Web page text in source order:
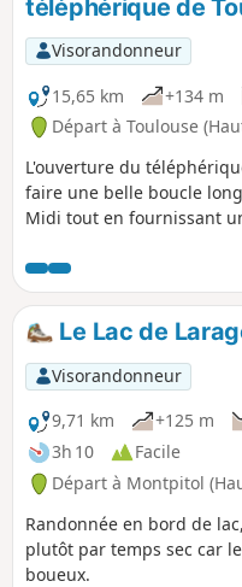
téléphérique de
Visorandonneur
15,65 km
+134 m
Départ à Toulouse
L'ouverture du
faire une belle boucle
Midi tout en fournissant
(5), est en plein soleil le
des départ alternatifs,
que l'utilisation du
fiche technique de
la randonnée ne fait que
pied de 2h30 à 3h.
Le Lac de
Visorandonneur
9,71 km
+125 m
3h 10
Facile
Départ à Montpitol
Randonnée en bord de
plutôt par temps sec car
boueux.